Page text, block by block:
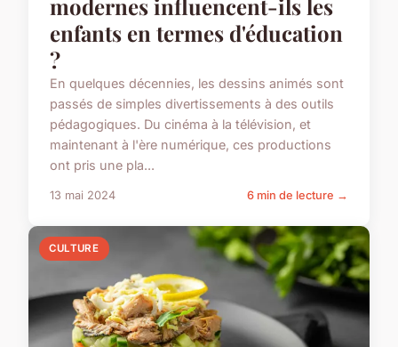
modernes influencent-ils les
enfants en termes d'éducation
?
En quelques décennies, les dessins animés sont
passés de simples divertissements à des outils
pédagogiques. Du cinéma à la télévision, et
maintenant à l'ère numérique, ces productions
ont pris une pla...
13 mai 2024 6 min de lecture →
CULTURE